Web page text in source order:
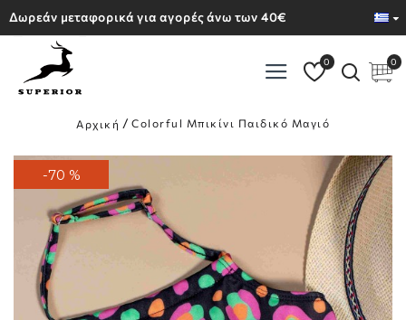
Δωρεάν μεταφορικά για αγορές άνω των 40€
0 0
Αρχική Colorful Μπικίνι Παιδικό Μαγιό
-70 %